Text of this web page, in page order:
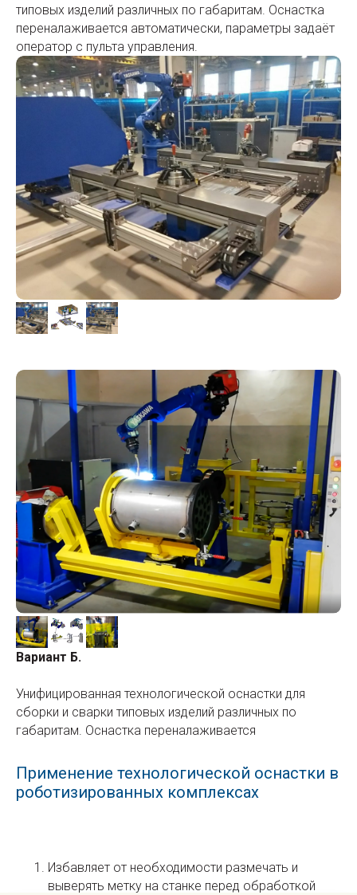
типовых изделий различных по габаритам. Оснастка
переналаживается автоматически, параметры задаёт
оператор с пульта управления.
Вариант Б.
Унифицированная технологической оснастки для
сборки и сварки типовых изделий различных по
габаритам. Оснастка переналаживается
Применение технологической оснастки в
роботизированных комплексах
Избавляет от необходимости размечать и
выверять метку на станке перед обработкой